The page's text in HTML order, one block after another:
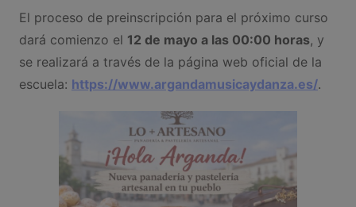
El proceso de preinscripción para el próximo curso
dará comienzo el 12 de mayo a las 00:00 horas, y
se realizará a través de la página web oficial de la
escuela: https://www.argandamusicaydanza.es/.